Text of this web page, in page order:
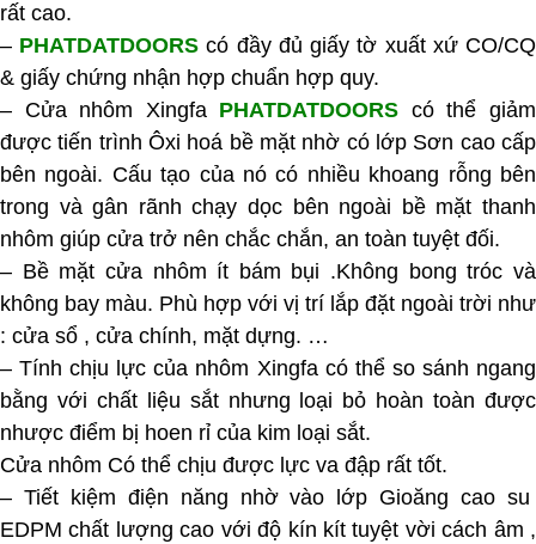
rất cao.
– PHATDATDOORS có đầy đủ giấy tờ xuất xứ CO/CQ
& giấy chứng nhận hợp chuẩn hợp quy.
– Cửa nhôm Xingfa PHATDATDOORS có thể giảm
được tiến trình Ôxi hoá bề mặt nhờ có lớp Sơn cao cấp
bên ngoài. Cấu tạo của nó có nhiều khoang rỗng bên
trong và gân rãnh chạy dọc bên ngoài bề mặt thanh
nhôm giúp cửa trở nên chắc chắn, an toàn tuyệt đối.
– Bề mặt cửa nhôm ít bám bụi .Không bong tróc và
không bay màu. Phù hợp với vị trí lắp đặt ngoài trời như
: cửa sổ , cửa chính, mặt dựng. …
– Tính chịu lực của nhôm Xingfa có thể so sánh ngang
bằng với chất liệu sắt nhưng loại bỏ hoàn toàn được
nhược điểm bị hoen rỉ của kim loại sắt.
Cửa nhôm Có thể chịu được lực va đập rất tốt.
– Tiết kiệm điện năng nhờ vào lớp Gioăng cao su
EDPM chất lượng cao với độ kín kít tuyệt vời cách âm ,